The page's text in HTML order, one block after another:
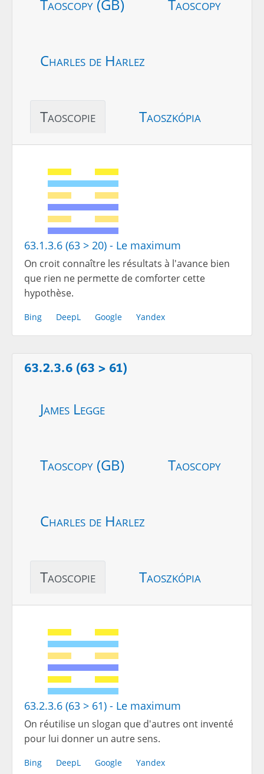
Taoscopy (GB) Taoscopy
Charles de Harlez
Taoscopie Taoszkópia
63.1.3.6 (63 > 20) - Le maximum
On croit connaître les résultats à l'avance bien
que rien ne permette de comforter cette
hypothèse.
Bing DeepL Google Yandex
63.2.3.6 (63 > 61)
James Legge
Taoscopy (GB) Taoscopy
Charles de Harlez
Taoscopie Taoszkópia
63.2.3.6 (63 > 61) - Le maximum
On réutilise un slogan que d'autres ont inventé
pour lui donner un autre sens.
Bing DeepL Google Yandex